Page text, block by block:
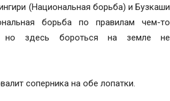
(Национальная борьба) и Бузкаши
борьба по правилам чем-то
но здесь бороться на земле не
соперника на обе лопатки.